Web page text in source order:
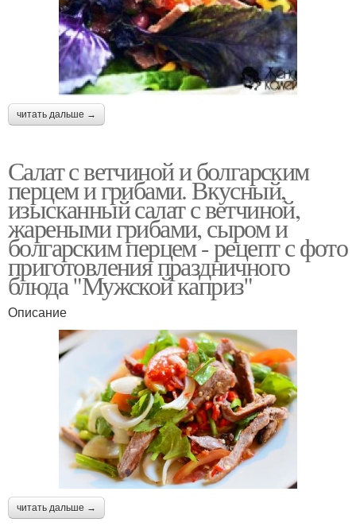
читать дальше →
Салат с ветчиной и болгарским
перцем и грибами. Вкусный,
изысканный салат с ветчиной,
жареными грибами, сыром и
болгарским перцем - рецепт с фото
приготовления праздничного
блюда "Мужской каприз"
Описание
читать дальше →